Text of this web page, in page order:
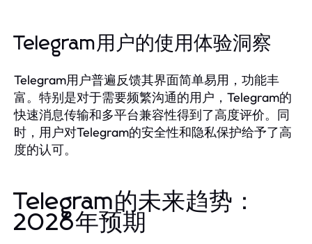
Telegram用户的使用体验洞察
Telegram用户普遍反馈其界面简单易用，功能丰
富。特别是对于需要频繁沟通的用户，Telegram的
快速消息传输和多平台兼容性得到了高度评价。同
时，用户对Telegram的安全性和隐私保护给予了高
度的认可。
Telegram的未来趋势：
2026年预期